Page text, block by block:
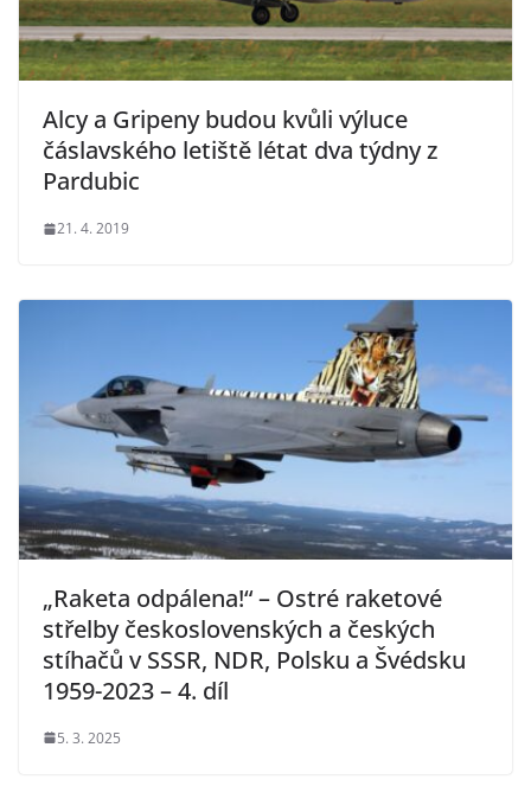
Alcy a Gripeny budou kvůli výluce
čáslavského letiště létat dva týdny z
Pardubic
21. 4. 2019
„Raketa odpálena!“ – Ostré raketové
střelby československých a českých
stíhačů v SSSR, NDR, Polsku a Švédsku
1959-2023 – 4. díl
5. 3. 2025